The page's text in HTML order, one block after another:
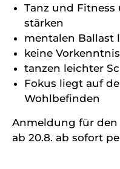
Tanz und Fitness
stärken
mentalen Ballast
keine
tanzen leichter
Fokus liegt auf
Wohlbefinden
Anmeldung für den
ab 20.8. ab sofort